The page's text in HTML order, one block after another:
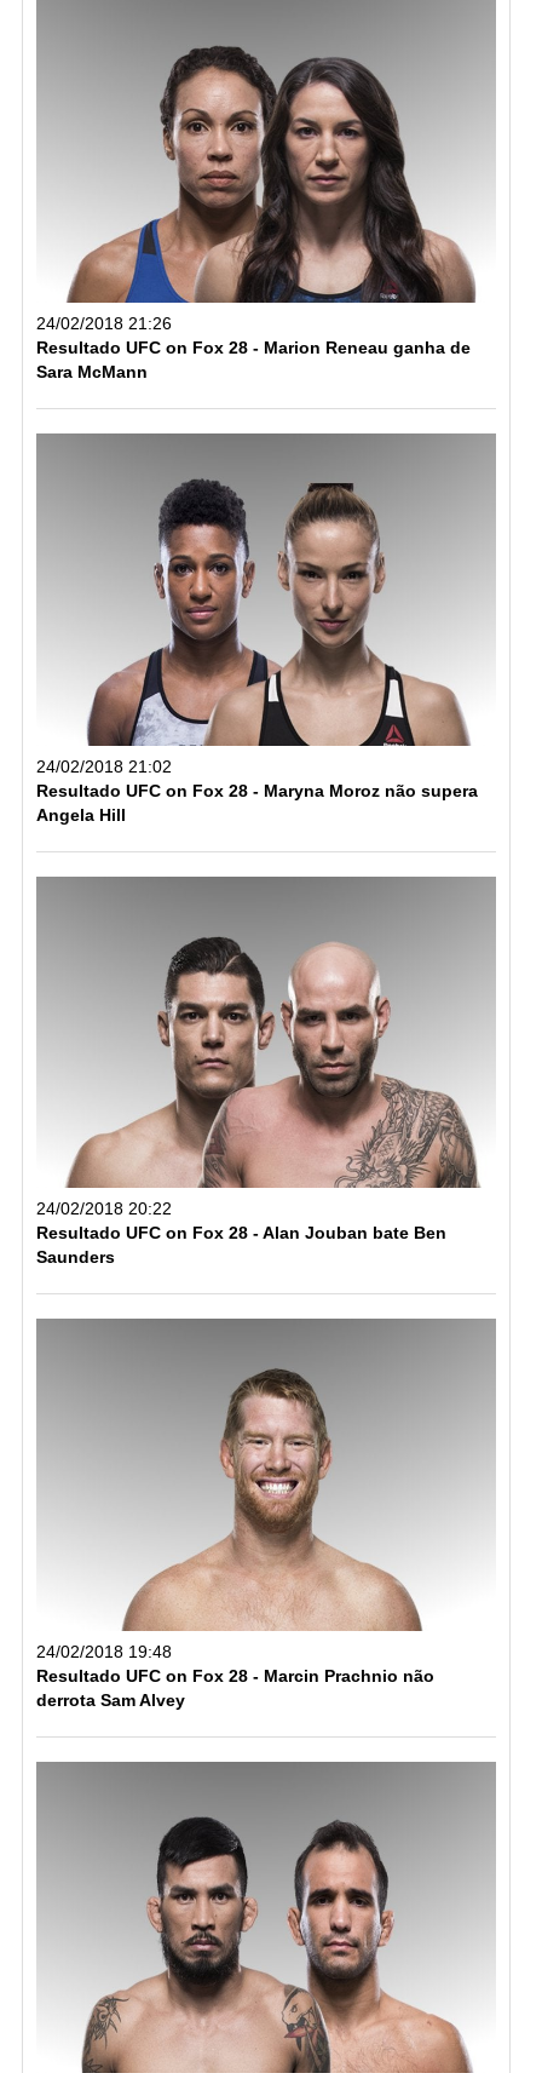
24/02/2018 21:26
Resultado UFC on Fox 28 - Marion Reneau ganha de
Sara McMann
24/02/2018 21:02
Resultado UFC on Fox 28 - Maryna Moroz não supera
Angela Hill
24/02/2018 20:22
Resultado UFC on Fox 28 - Alan Jouban bate Ben
Saunders
24/02/2018 19:48
Resultado UFC on Fox 28 - Marcin Prachnio não
derrota Sam Alvey